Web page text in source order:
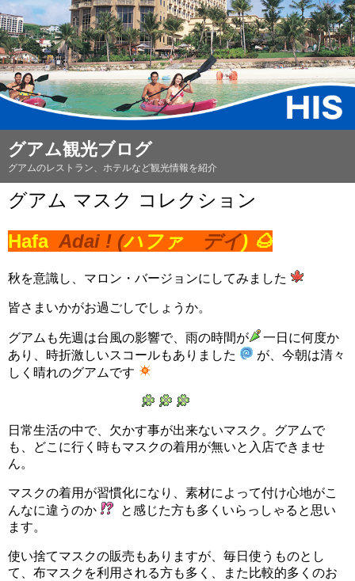
グアム観光ブログ
グアムのレストラン、ホテルなど観光情報を紹介
グアム マスク コレクション
Hafa Adai ! (ハファ デイ) 🌰
秋を意識し、マロン・バージョンにしてみました
皆さまいかがお過ごしでしょうか。
グアムも先週は台風の影響で、雨の時間が
一日に何度か
あり、時折激しいスコールもありました
が、今朝は清々
しく晴れのグアムです
日常生活の中で、欠かす事が出来ないマスク。グアムで
も、どこに行く時もマスクの着用が無いと入店できませ
ん。
マスクの着用が習慣化になり、素材によって付け心地がこ
んなに違うのか
と感じた方も多くいらっしゃると思い
ます。
使い捨てマスクの販売もありますが、毎日使うものとし
て、布マスクを利用される方も多く、また比較的多くのお